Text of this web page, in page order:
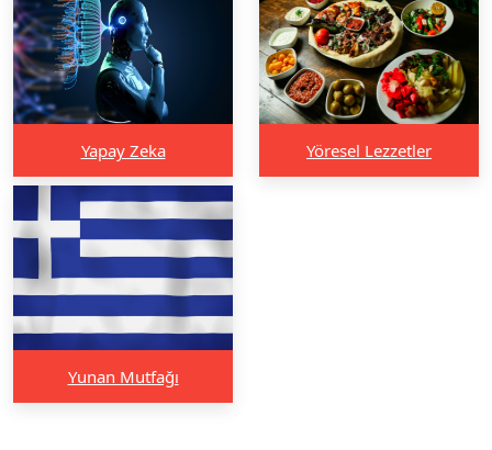
Yapay Zeka Yöresel Lezzetler
Yunan Mutfağı